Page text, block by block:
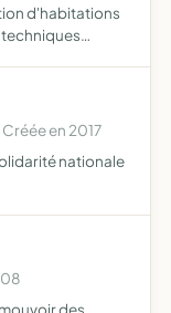
d'habitations
Créée en 2017
nationale
des